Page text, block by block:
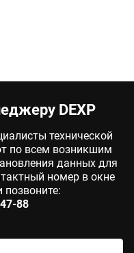
DEXP
технической
по всем возникшим
данных для
номер в окне
позвоните:
88